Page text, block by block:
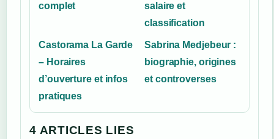
complet
salaire et
classification
Castorama La Garde
– Horaires
d’ouverture et infos
pratiques
Sabrina Medjebeur :
biographie, origines
et controverses
4 ARTICLES LIES